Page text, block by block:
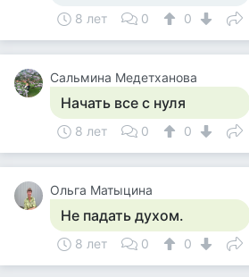
8 лет 0 0
Сальмина Медетханова
Начать все с нуля
8 лет 0 0
Ольга Матыцина
Не падать духом.
8 лет 0 0